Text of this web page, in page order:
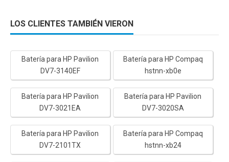
LOS CLIENTES TAMBIÉN VIERON
Batería para HP Pavilion
DV7-3140EF
Batería para HP Compaq
hstnn-xb0e
Batería para HP Pavilion
DV7-3021EA
Batería para HP Pavilion
DV7-3020SA
Batería para HP Pavilion
DV7-2101TX
Batería para HP Compaq
hstnn-xb24